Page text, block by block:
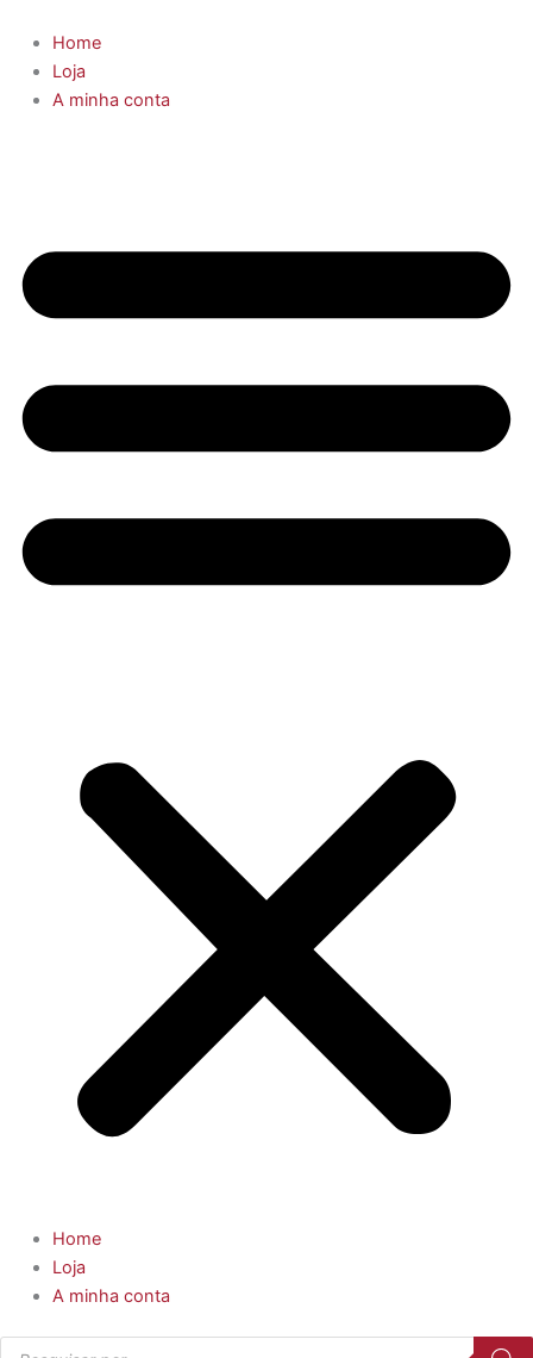
content
Home
Loja
A minha conta
Home
Loja
A minha conta